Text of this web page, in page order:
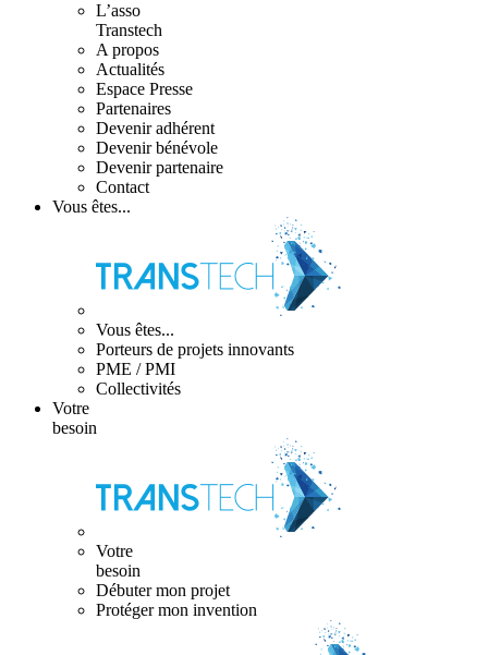
L’asso
Transtech
A propos
Actualités
Espace Presse
Partenaires
Devenir adhérent
Devenir bénévole
Devenir partenaire
Contact
Vous êtes...
Vous êtes...
Porteurs de projets innovants
PME / PMI
Collectivités
Votre
besoin
Votre
besoin
Débuter mon projet
Protéger mon invention